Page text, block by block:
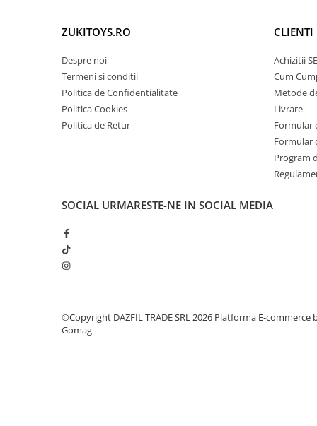
ZUKITOYS.RO
Despre noi
Termeni si conditii
Politica de Confidentialitate
Politica Cookies
Politica de Retur
CLIENTI
Achizitii
Cum
Metode
Livrare
Formular
Formular
Program
SOCIAL URMARESTE-NE IN SOCIAL MEDIA
©Copyright DAZFIL TRADE SRL 2026 Platforma E-commerce
Gomag